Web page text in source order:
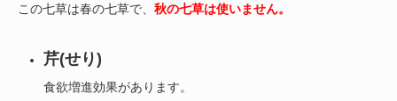
この七草は春の七草で、 秋の七草は使いません。
芹(せり)
食欲増進効果があります。